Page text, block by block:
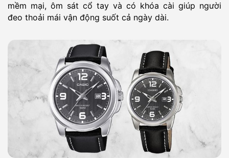
mềm mại, ôm sát cổ tay và có khóa cài giúp người
đeo thoải mái vận động suốt cả ngày dài.